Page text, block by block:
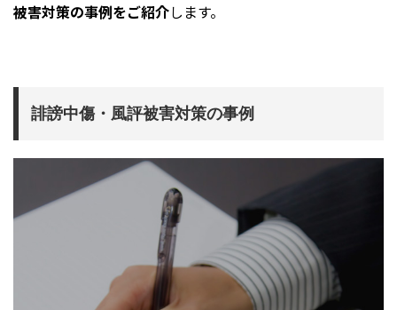
被害対策の事例をご紹介します。
誹謗中傷・風評被害対策の事例